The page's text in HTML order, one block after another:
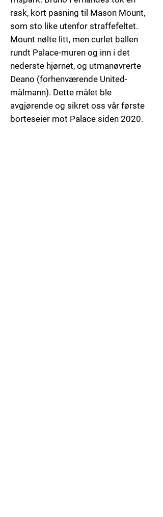
rask, kort pasning til Mason Mount,
som sto like utenfor straffefeltet.
Mount nølte litt, men curlet ballen
rundt Palace-muren og inn i det
nederste hjørnet, og utmanøvrerte
Deano (forhenværende United-
målmann). Dette målet ble
avgjørende og sikret oss vår første
borteseier mot Palace siden 2020.